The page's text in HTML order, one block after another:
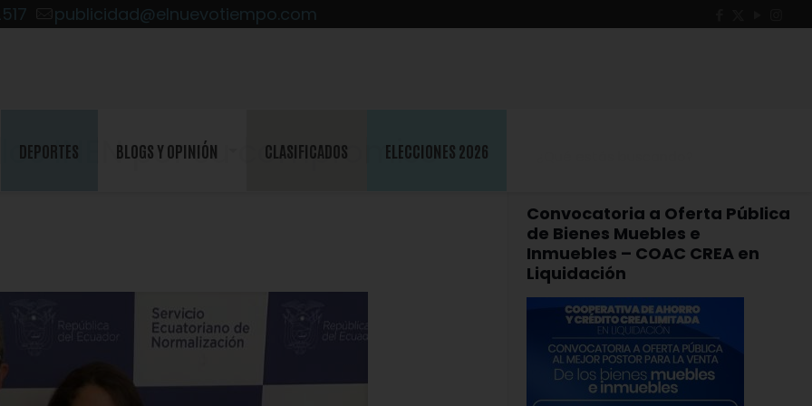
publicidad@elnuevotiempo.com
DEPORTES BLOGS Y OPINIÓN CLASIFICADOS ELECCIONES 2026
INEN por su compromiso
Convocatoria a Oferta Pública
de Bienes Muebles e
Inmuebles – COAC CREA en
Liquidación